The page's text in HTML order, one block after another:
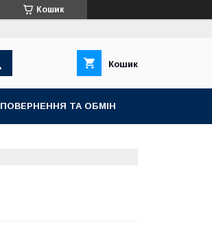
Кошик
Кошик
ПОВЕРНЕННЯ ТА ОБМІН